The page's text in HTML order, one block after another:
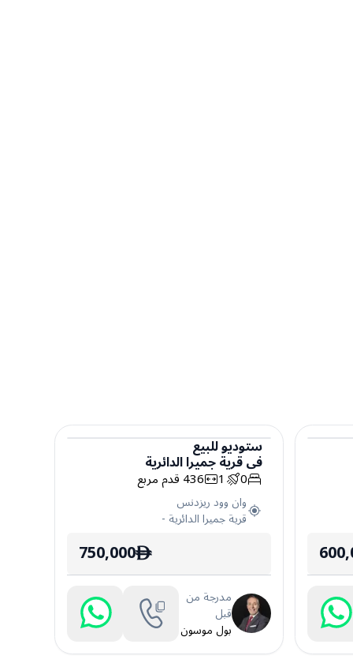
ستوديو
ستوديوللبيع
فيقرية جميرا الدائرية
0
1
436قدم مربع
وان وود ريزدنس
قرية جميرا الدائرية -
ê
750,000
مدرجة من
قبل
بول موسون